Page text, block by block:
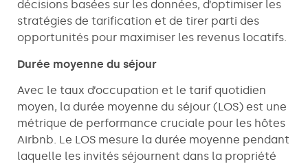
décisions basées sur les données, d’optimiser les
stratégies de tarification et de tirer parti des
opportunités pour maximiser les revenus locatifs.
Durée moyenne du séjour
Avec le taux d’occupation et le tarif quotidien
moyen, la durée moyenne du séjour (LOS) est une
métrique de performance cruciale pour les hôtes
Airbnb. Le LOS mesure la durée moyenne pendant
laquelle les invités séjournent dans la propriété